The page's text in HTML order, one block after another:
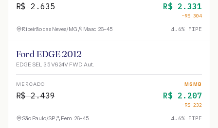
R$2.635 R$ 2.331
−R$ 304
Ribeirão das Neves/MG Masc · 26-45 4.6% FIPE
Ford EDGE 2012
EDGE SEL 3.5 V6 24V FWD Aut.
MERCADO
R$2.439
MSMB
R$ 2.207
−R$ 232
São Paulo/SP Fem · 26-45 4.6% FIPE